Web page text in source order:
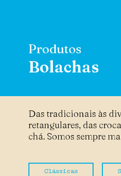
Produtos
Bolachas
Das tradicionais às
retangulares, das
chá. Somos sempre
Clássicas